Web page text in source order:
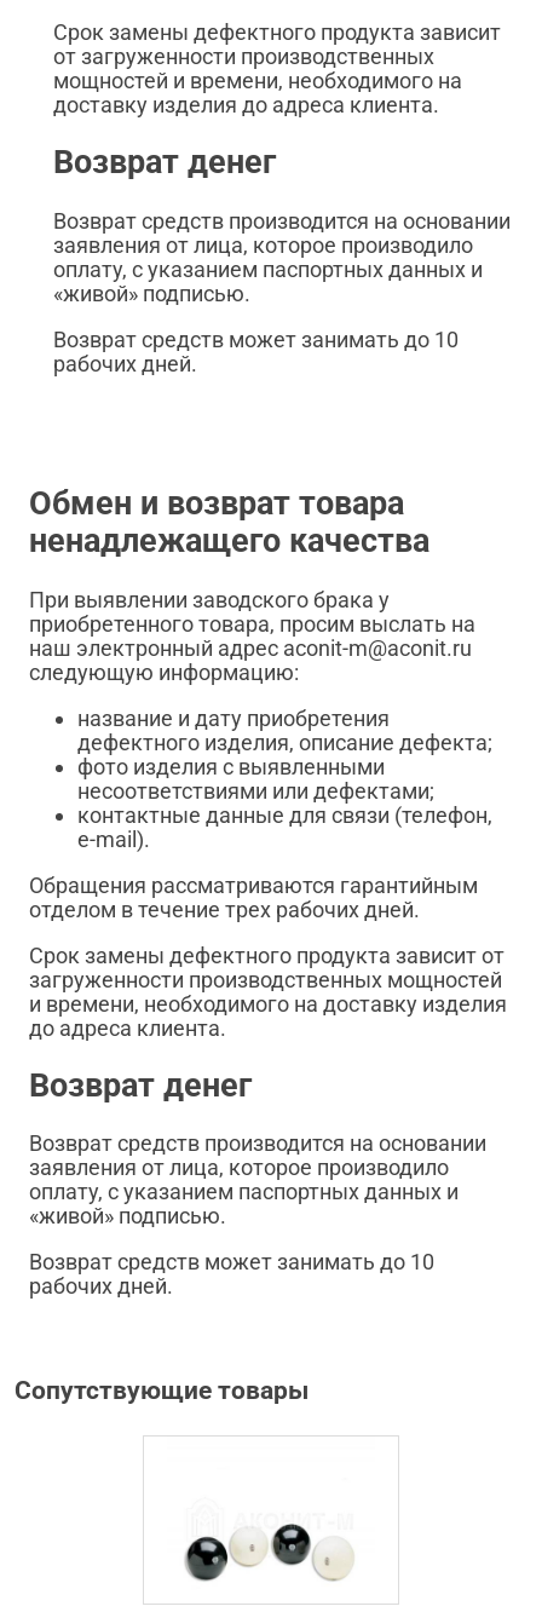
Срок замены дефектного продукта зависит
от загруженности производственных
мощностей и времени, необходимого на
доставку изделия до адреса клиента.
Возврат денег
Возврат средств производится на основании
заявления от лица, которое производило
оплату, с указанием паспортных данных и
«живой» подписью.
Возврат средств может занимать до 10
рабочих дней.
Обмен и возврат товара
ненадлежащего качества
При выявлении заводского брака у
приобретенного товара, просим выслать на
наш электронный адрес aconit-m@aconit.ru
следующую информацию:
название и дату приобретения
дефектного изделия, описание дефекта;
фото изделия с выявленными
несоответствиями или дефектами;
контактные данные для связи (телефон,
e-mail).
Обращения рассматриваются гарантийным
отделом в течение трех рабочих дней.
Срок замены дефектного продукта зависит от
загруженности производственных мощностей
и времени, необходимого на доставку изделия
до адреса клиента.
Возврат денег
Возврат средств производится на основании
заявления от лица, которое производило
оплату, с указанием паспортных данных и
«живой» подписью.
Возврат средств может занимать до 10
рабочих дней.
Сопутствующие товары